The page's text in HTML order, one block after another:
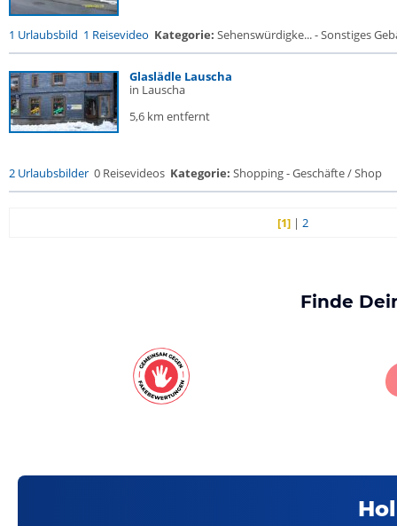
1 Urlaubsbild 1 Reisevideo Kategorie: Sehenswürdigke... - Sonstiges
Glaslädle Lauscha
in Lauscha
5,6 km entfernt
2 Urlaubsbilder 0 Reisevideos Kategorie: Shopping - Geschäfte / Shop
[1] |2
Finde